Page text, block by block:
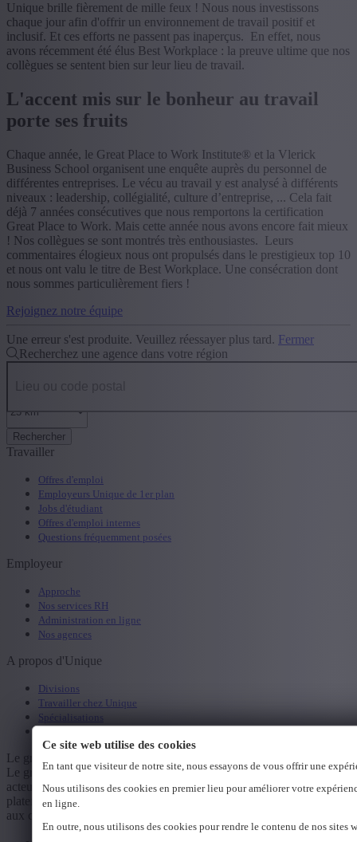
Ce site web utilise des cookies
En tant que visiteur de notre site, nous essayons de vous offrir une
Nous utilisons des cookies en premier lieu pour améliorer votre
en ligne.
En outre, nous utilisons des cookies pour rendre le contenu de nos
Unique brille fièrement de mille feux ! Nous nous investissons
chaque jour afin d'offrir un environnement de travail positif et
inclusif. Et ces efforts ne passent pas inaperçus. En effet, nous
avons récemment été élus Best Workplace : la preuve ultime que nos
collègues se sentent bien sur leur lieu de travail.
L'accent mis sur le bonheur au travail
porte ses fruits
Chaque année, le Great Place to Work Institute® et la Vlerick
Business School organisent une enquête auprès du personnel de
différentes entreprises. Le vécu au travail y est analysé à différents
niveaux : leadership, collégialité, culture d’entreprise, ... Cela fait
déjà 7 années consécutives que nous remportons la certification
Great Place to Work. Mais cette année nous avons encore fait mieux
! Nos collègues se sont montrés très enthousiastes. Leurs
commentaires élogieux nous ont propulsés dans le prestigieux top 10
et nous ont valu le titre de Best Workplace. Une consécration dont
nous sommes particulièrement fiers !
Rejoignez notre équipe
Une erreur s'est produite. Veuillez réessayer plus tard. Fermer
Recherchez une agence dans votre région
Rechercher
Travailler
Offres d'emploi
Employeurs Unique de 1er plan
Jobs d'étudiant
Offres d'emploi internes
Questions fréquemment posées
Employeur
Approche
Nos services RH
Administration en ligne
Nos agences
A propos d'Unique
Divisions
Travailler chez Unique
Spécialisations
Le groupe Unique
Le groupe Unique est un fournisseur de services RH qui réunit trois
acteurs forts : Unique, Unique Career et Express Medical. La large
plateforme de services et de connaissances du groupe Unique offre
aux clients une vaste gamme de services RH.